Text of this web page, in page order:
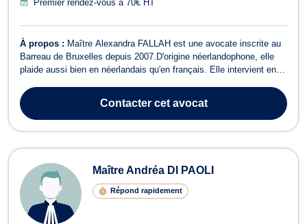
Premier rendez-vous à 70€ HT
À propos : Maître Alexandra FALLAH est une avocate inscrite au
Barreau de Bruxelles depuis 2007.D'origine néerlandophone, elle
plaide aussi bien en néerlandais qu'en français. Elle intervient en
routière, en droit des étrangers et en droit de la consommation.
Maî...
Contactercet avocat
Maître Andréa DI PAOLI
Répond rapidement